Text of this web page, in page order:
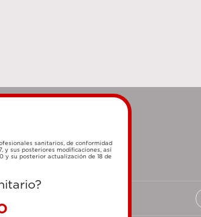
sanitarios, de conformidad
y sus posteriores modificaciones, así
y su posterior actualización de 18 de